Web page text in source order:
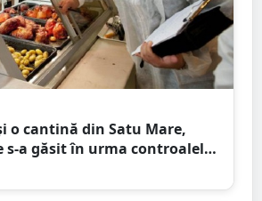
o cantină din Satu Mare,
s-a găsit în urma controalelor